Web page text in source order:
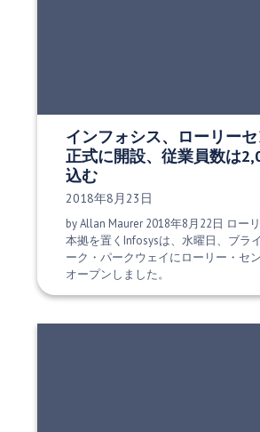
インフォシス、ローリー
正式に開設、従業員数は
込む
発行日:
2018年8月23日
by Allan Maurer 2018年8月22日 ロー
本拠を置くInfosysは、水曜日、ブラ
ーク・パークウェイにローリー・セ
オープンしました。